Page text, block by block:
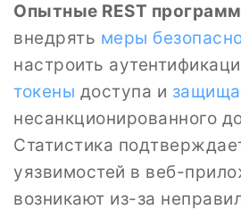
Опытные REST
внедрять меры
настроить
токены доступа и
несанкционированного
Статистика
уязвимостей в веб-
возникают из-за